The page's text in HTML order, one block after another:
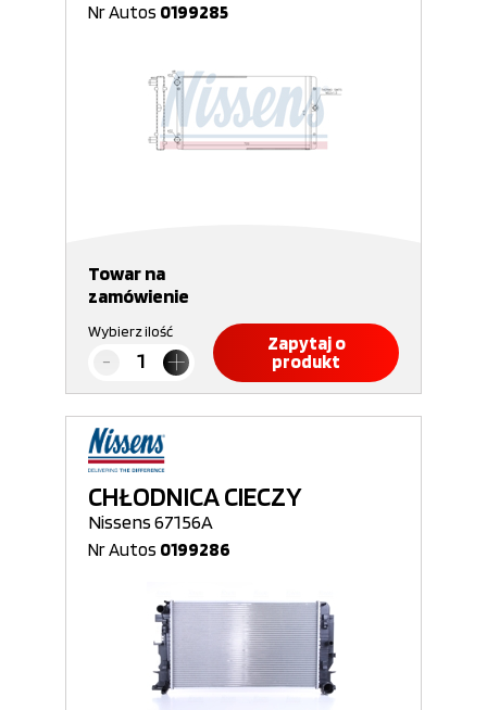
Nr Autos 0199285
Towar na
zamówienie
Wybierz ilość
Zapytaj o
produkt
CHŁODNICA CIECZY
Nissens 67156A
Nr Autos 0199286